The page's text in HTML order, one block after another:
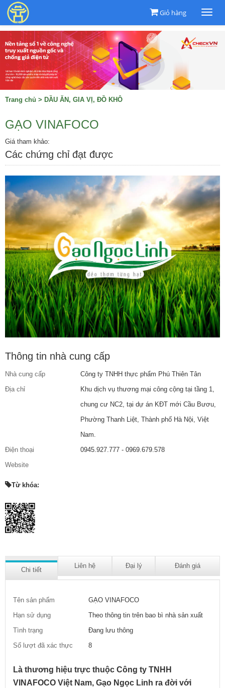
Giỏ hàng
Trang chủ > DẦU ĂN, GIA VỊ, ĐỒ KHÔ
GẠO VINAFOCO
Giá tham khảo:
Các chứng chỉ đạt được
Thông tin nhà cung cấp
Nhà cung cấp
Công ty TNHH thực phẩm Phú Thiên Tân
Địa chỉ
Khu dịch vụ thương mại công cộng tại tầng 1,
chung cư NC2, tại dự án KĐT mới Cầu Bươu,
Phường Thanh Liệt, Thành phố Hà Nội, Việt
Nam.
Điện thoại
0945.927.777 - 0969.679.578
Website
Từ khóa:
Chi tiết
Liên hệ Đại lý Đánh giá
Tên sản phẩm
GẠO VINAFOCO
Hạn sử dụng
Theo thông tin trên bao bì nhà sản xuất
Tình trạng
Đang lưu thông
Số lượt đã xác thực
8
Là thương hiệu trực thuộc Công ty TNHH
VINAFOCO Việt Nam, Gạo Ngọc Linh ra đời với